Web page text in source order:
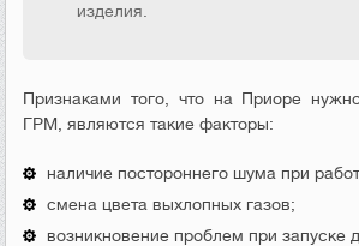
изделия.
Признаками того, что на Приоре
ГРМ, являются такие факторы:
наличие постороннего шума при
смена цвета выхлопных газов;
возникновение проблем при запуске